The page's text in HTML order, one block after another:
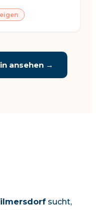
ansehen →
sucht,